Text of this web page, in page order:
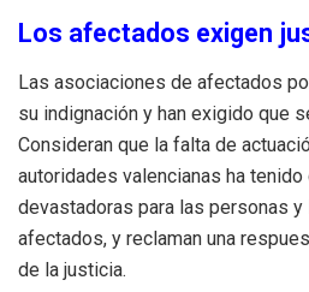
Los afectados exigen
Las asociaciones de afectados
su indignación y han exigido que
Consideran que la falta de
autoridades valencianas ha
devastadoras para las personas
afectados, y reclaman una
de la justicia.